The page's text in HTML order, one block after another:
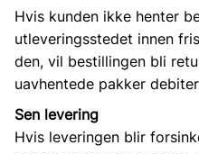
Hvis kunden ikke henter
utleveringsstedet innen
den, vil bestillingen bli
uavhentede pakker
Sen levering
Hvis leveringen blir